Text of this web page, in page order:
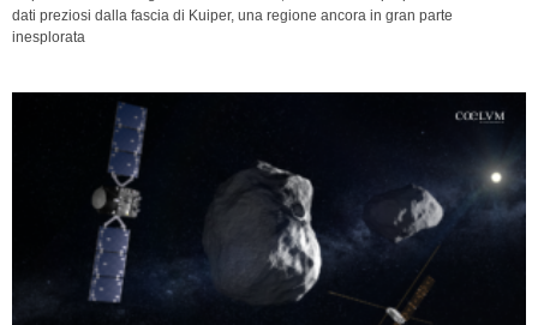
dati preziosi dalla fascia di Kuiper, una regione ancora in gran parte
inesplorata